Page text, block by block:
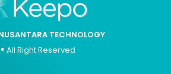
TECHNOLOGY
® All Right Reserved